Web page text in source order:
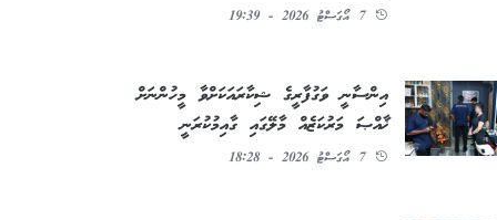
7 އޯގަސްޓު 2026 - 19:39
އިންސާނީ ވަގުފާރީގެ ޝިކާރައަކަށްވާ މީހުންނަށް
ޚާއްޞަ މަރުކަޒެއް މާލޭގައި ގާއިމުކުރަނީ
7 އޯގަސްޓު 2026 - 18:28